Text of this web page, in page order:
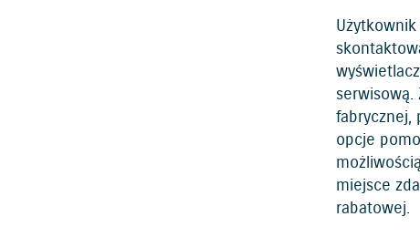
fabrycznej,
opcje
miejsce
rabatowej.